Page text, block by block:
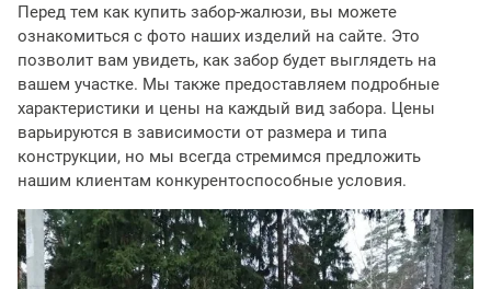
Перед тем как купить забор-жалюзи, вы можете
ознакомиться с фото наших изделий на сайте. Это
позволит вам увидеть, как забор будет выглядеть на
вашем участке. Мы также предоставляем подробные
характеристики и цены на каждый вид забора. Цены
варьируются в зависимости от размера и типа
конструкции, но мы всегда стремимся предложить
нашим клиентам конкурентоспособные условия.